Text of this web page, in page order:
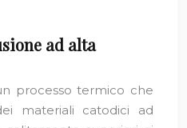
ad alta
processo termico che
materiali catodici ad